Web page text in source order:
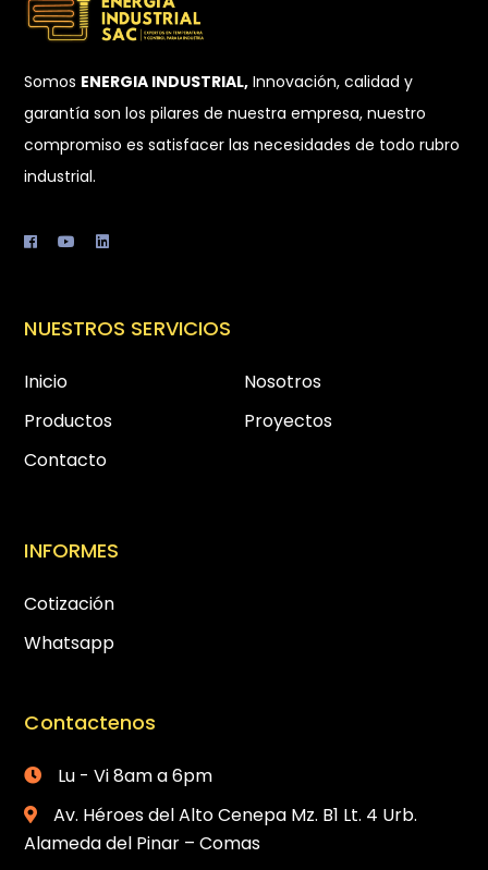
Somos ENERGIA INDUSTRIAL, Innovación, calidad y
garantía son los pilares de nuestra empresa, nuestro
compromiso es satisfacer las necesidades de todo rubro
industrial.
NUESTROS SERVICIOS
Inicio
Nosotros
Productos
Proyectos
Contacto
INFORMES
Cotización
Whatsapp
Contactenos
Lu - Vi 8am a 6pm
Av. Héroes del Alto Cenepa Mz. B1 Lt. 4 Urb.
Alameda del Pinar – Comas